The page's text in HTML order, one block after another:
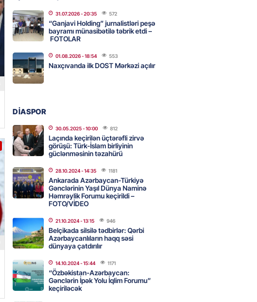
GÜNDƏM
Tramp Heqsetdən niyə narazıdır?
06.08.2026 - 16:15
GÜNDƏM
Azərbaycanın UNESCO-dakı yeni
HADISƏ
Sərhədlərimizi pozan 26 nəfər tutuldu
06.08.2026- 15:45
DÜNYA
Kiyev Başqırdıstan və Yaroslavldakı
neft emal zavodunu vurub
GÜNDƏM
Pezeşkian Azərbaycanla bağlı tapşırıq
verdi: vali hərəkətə keçdi
06.08.2026- 15:15
31.07.2026- 20:35 572
“Ganjavi Holding” jurnalistləri peşə
bayramı münasibətilə təbrik etdi –
FOTOLAR
01.08.2026- 18:54 553
Naxçıvanda ilk DOST Mərkəzi açılır
DİASPOR
30.05.2025- 10:00 812
Laçında keçirilən üçtərəfli zirvə
görüşü: Türk-İslam birliyinin
güclənməsinin təzahürü
28.10.2024- 14:35 1181
Ankarada Azərbaycan-Türkiyə
Gənclərinin Yaşıl Dünya Naminə
Həmrəylik Forumu keçirildi –
FOTO/VİDEO
21.10.2024- 13:15 946
Belçikada silsilə tədbirlər: Qərbi
Azərbaycanlıların haqq səsi
dünyaya çatdırılır
14.10.2024- 15:44 1171
“Özbəkistan-Azərbaycan:
Gənclərin İpək Yolu İqlim Forumu”
keçiriləcək